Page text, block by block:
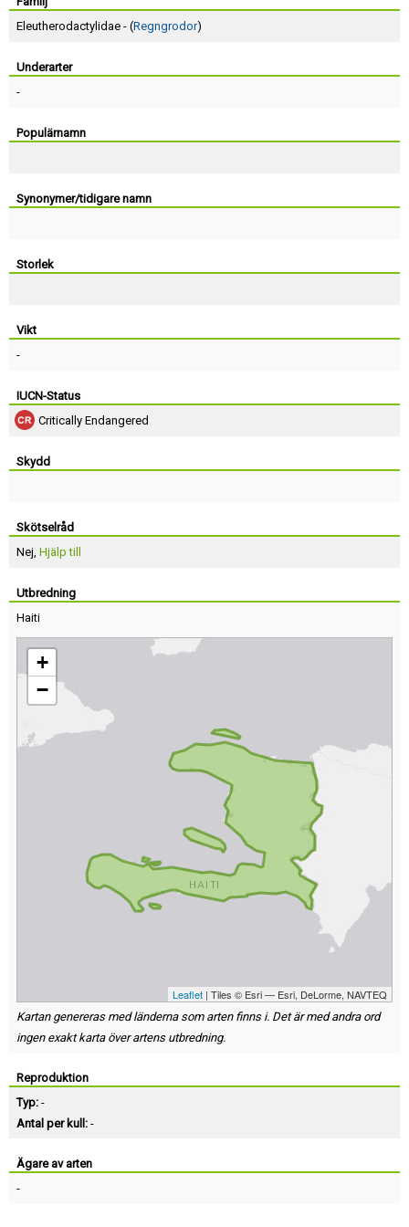
Eleutherodactylidae - (Regngrodor)
Underarter
-
Populärnamn
Synonymer/tidigare namn
Storlek
Vikt
-
IUCN-Status
Critically Endangered
Skydd
Skötselråd
Nej, Hjälp till
Utbredning
Haiti
+
−
Leaflet | Tiles © Esri — Esri, DeLorme, NAVTEQ
Kartan genereras med länderna som arten finns i. Det är med andra ord
ingen exakt karta över artens utbredning.
Reproduktion
Typ: -
Antal per kull: -
Ägare av arten
-